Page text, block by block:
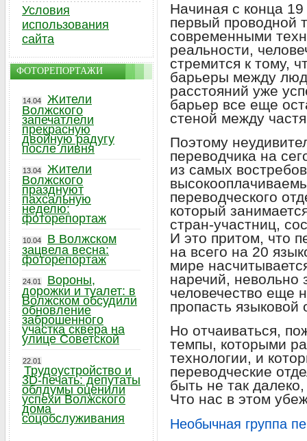
Начиная с конца 19
первый проводной
современными
реальности,
стремится к тому,
барьеры между
расстояний уже
барьер все еще
стеной между
Поэтому
переводчика на
из самых
переводческого
который
стран-участниц,
И это притом, что
на всего на 20
мире
наречий,
человечество еще
пропасть языковой
Но отчаиваться,
темпы, которыми
технологии, и
переводческие
быть не так
Что нас в этом
Необычная группа
Условия
использования
сайта
ФОТОРЕПОРТАЖИ
14.04
Жители
Волжского
запечатлели
прекрасную
двойную радугу
после ливня
13.04
Жители
Волжского
празднуют
пахсальную
неделю:
фоторепортаж
10.04
В Волжском
зацвела весна:
фоторепортаж
24.01
Вороны,
дорожки и туалет: в
Волжском обсудили
обновление
заброшенного
участка сквера на
улице Советской
22.01
Трудоустройство и
3D-печать: депутаты
облдумы оценили
успехи Волжского
дома
соцобслуживания